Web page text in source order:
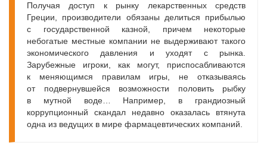
Получая доступ к рынку лекарственных средств
Греции, производители обязаны делиться прибылью
с государственной казной, причем некоторые
небогатые местные компании не выдерживают такого
экономического давления и уходят с рынка.
Зарубежные игроки, как могут, приспосабливаются
к меняющимся правилам игры, не отказываясь
от подвернувшейся возможности половить рыбку
в мутной воде… Например, в грандиозный
коррупционный скандал недавно оказалась втянута
одна из ведущих в мире фармацевтических компаний.